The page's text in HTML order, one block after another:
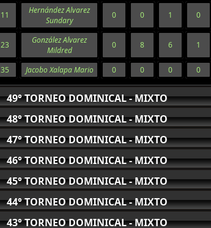
11
Hernández Alvarez
Sundary
0 0 1 0
23
González Alvarez
Mildred
0 8 6 1
35 Jacobo Xalapa Mario 0 0 0 0
49° TORNEO DOMINICAL - MIXTO
48° TORNEO DOMINICAL - MIXTO
47° TORNEO DOMINICAL - MIXTO
46° TORNEO DOMINICAL - MIXTO
45° TORNEO DOMINICAL - MIXTO
44° TORNEO DOMINICAL - MIXTO
43° TORNEO DOMINICAL - MIXTO